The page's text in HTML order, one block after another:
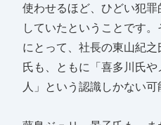
使わせるほど、ひどい犯
していたということです
にとって、社長の東山紀
氏も、ともに「喜多川氏
人」という認識しかない可